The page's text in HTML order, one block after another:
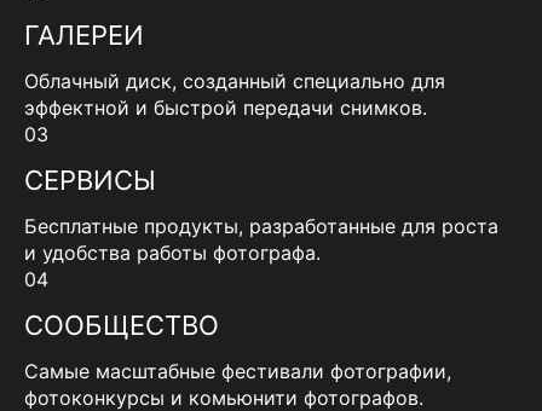
ГАЛЕРЕИ
Облачный диск, созданный специально для
эффектной и быстрой передачи снимков.
03
СЕРВИСЫ
Бесплатные продукты, разработанные для роста
и удобства работы фотографа.
04
СООБЩЕСТВО
Самые масштабные фестивали фотографии,
фотоконкурсы и комьюнити фотографов.